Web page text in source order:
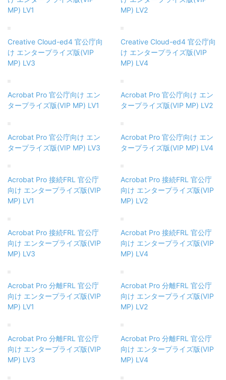
MP) LV1
MP) LV2
Creative Cloud-ed4 官公庁向
け エンタープライズ版(VIP
MP) LV3
Creative Cloud-ed4 官公庁向
け エンタープライズ版(VIP
MP) LV4
Acrobat Pro 官公庁向け エン
タープライズ版(VIP MP) LV1
Acrobat Pro 官公庁向け エン
タープライズ版(VIP MP) LV2
Acrobat Pro 官公庁向け エン
タープライズ版(VIP MP) LV3
Acrobat Pro 官公庁向け エン
タープライズ版(VIP MP) LV4
Acrobat Pro 接続FRL 官公庁
向け エンタープライズ版(VIP
MP) LV1
Acrobat Pro 接続FRL 官公庁
向け エンタープライズ版(VIP
MP) LV2
Acrobat Pro 接続FRL 官公庁
向け エンタープライズ版(VIP
MP) LV3
Acrobat Pro 接続FRL 官公庁
向け エンタープライズ版(VIP
MP) LV4
Acrobat Pro 分離FRL 官公庁
向け エンタープライズ版(VIP
MP) LV1
Acrobat Pro 分離FRL 官公庁
向け エンタープライズ版(VIP
MP) LV2
Acrobat Pro 分離FRL 官公庁
向け エンタープライズ版(VIP
MP) LV3
Acrobat Pro 分離FRL 官公庁
向け エンタープライズ版(VIP
MP) LV4